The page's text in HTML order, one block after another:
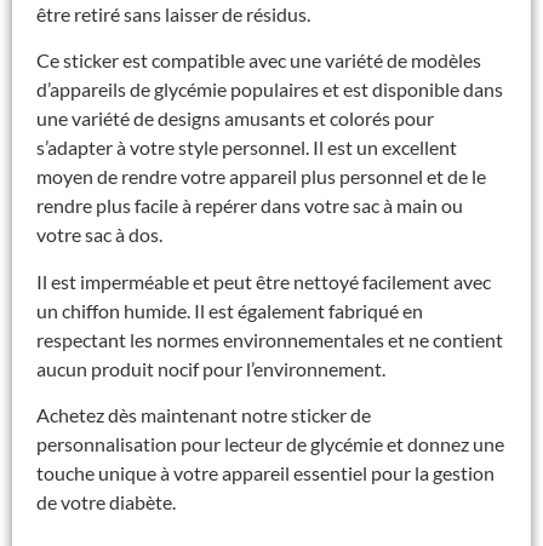
être retiré sans laisser de résidus.
Ce sticker est compatible avec une variété de modèles
d’appareils de glycémie populaires et est disponible dans
une variété de designs amusants et colorés pour
s’adapter à votre style personnel. Il est un excellent
moyen de rendre votre appareil plus personnel et de le
rendre plus facile à repérer dans votre sac à main ou
votre sac à dos.
Il est imperméable et peut être nettoyé facilement avec
un chiffon humide. Il est également fabriqué en
respectant les normes environnementales et ne contient
aucun produit nocif pour l’environnement.
Achetez dès maintenant notre sticker de
personnalisation pour lecteur de glycémie et donnez une
touche unique à votre appareil essentiel pour la gestion
de votre diabète.